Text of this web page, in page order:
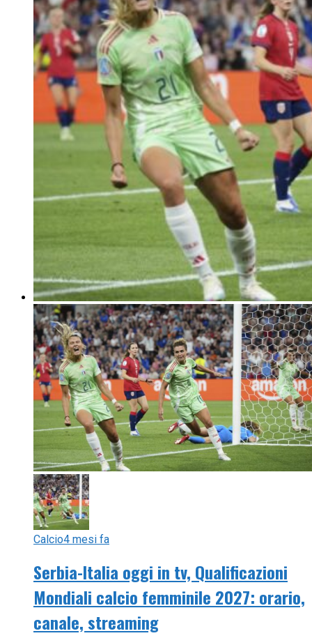
Calcio4 mesi fa
Serbia-Italia oggi in tv, Qualificazioni
Mondiali calcio femminile 2027: orario,
canale, streaming